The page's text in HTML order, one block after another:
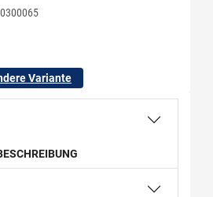
Variante